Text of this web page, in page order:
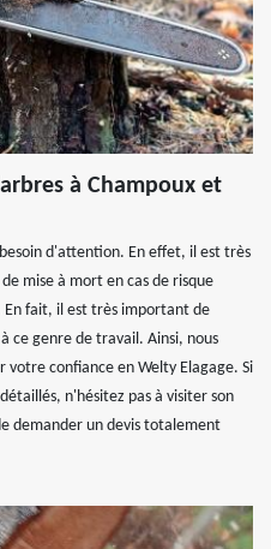
à Champoux et
d'attention. En effet, il est très
mise à mort en cas de risque
fait, il est très important de
ce genre de travail. Ainsi, nous
votre confiance en Welty Elagage. Si
n'hésitez pas à visiter son
demander un devis totalement